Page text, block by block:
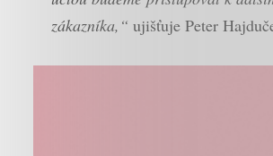
zákazníka,“ ujišťuje Peter